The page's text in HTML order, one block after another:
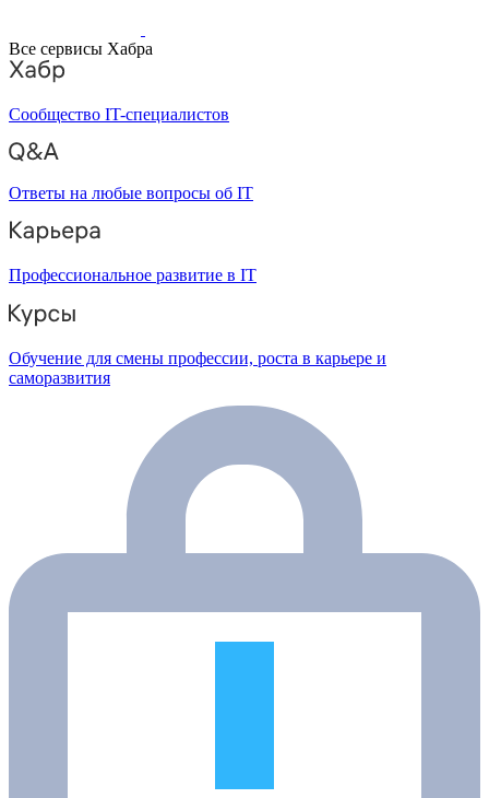
Все сервисы Хабра
Сообщество IT-специалистов
Ответы на любые вопросы об IT
Профессиональное развитие в IT
Обучение для смены профессии, роста в карьере и
саморазвития